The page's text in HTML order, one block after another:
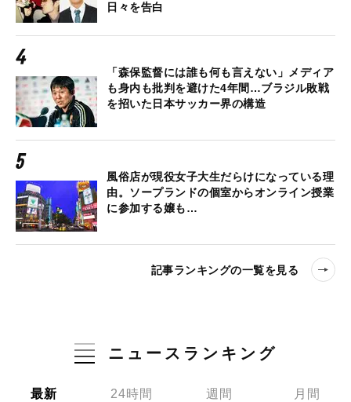
日々を告白
「森保監督には誰も何も言えない」メディア
も身内も批判を避けた4年間…ブラジル敗戦
を招いた日本サッカー界の構造
風俗店が現役女子大生だらけになっている理
由。ソープランドの個室からオンライン授業
に参加する嬢も…
記事ランキングの一覧を見る
ニュースランキング
最新 24時間 週間 月間